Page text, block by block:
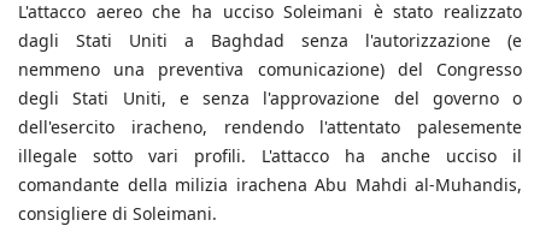
L'attacco aereo che ha ucciso Soleimani è stato realizzato
dagli Stati Uniti a Baghdad senza l'autorizzazione (e
nemmeno una preventiva comunicazione) del Congresso
degli Stati Uniti, e senza l'approvazione del governo o
dell'esercito iracheno, rendendo l'attentato palesemente
illegale sotto vari profili. L'attacco ha anche ucciso il
comandante della milizia irachena Abu Mahdi al-Muhandis,
consigliere di Soleimani.